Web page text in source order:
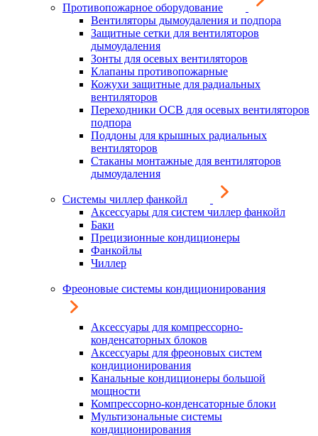
Противопожарное оборудование
Вентиляторы дымоудаления и подпора
Защитные сетки для вентиляторов
дымоудаления
Зонты для осевых вентиляторов
Клапаны противопожарные
Кожухи защитные для радиальных
вентиляторов
Переходники ОСВ для осевых вентиляторов
подпора
Поддоны для крышных радиальных
вентиляторов
Стаканы монтажные для вентиляторов
дымоудаления
Системы чиллер фанкойл
Аксессуары для систем чиллер фанкойл
Баки
Прецизионные кондиционеры
Фанкойлы
Чиллер
Фреоновые системы кондиционирования
Аксессуары для компрессорно-
конденсаторных блоков
Аксессуары для фреоновых систем
кондиционирования
Канальные кондиционеры большой
мощности
Компрессорно-конденсаторные блоки
Мультизональные системы
кондиционирования